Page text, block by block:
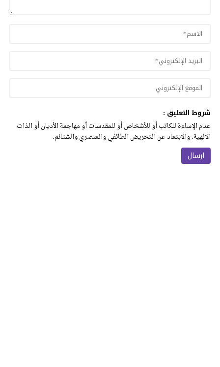
شروط التعليق :
عدم الإساءة للكاتب أو للأشخاص أو للمقدسات أو مهاجمة الأديان أو الذات
الالهية. والابتعاد عن التحريض الطائفي والعنصري والشتائم.